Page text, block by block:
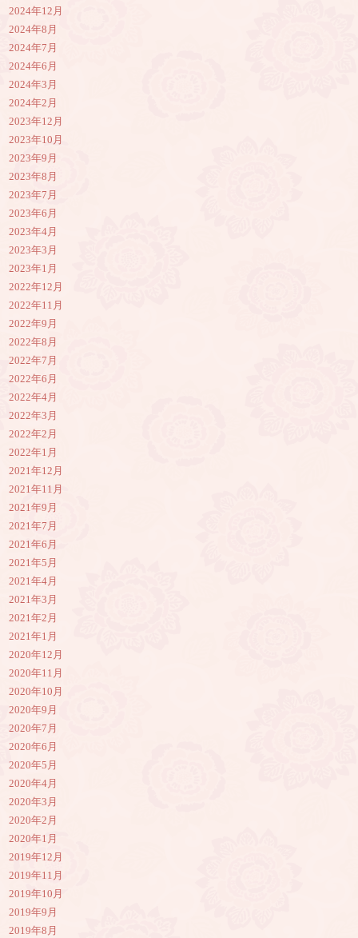
2024年12月
2024年8月
2024年7月
2024年6月
2024年3月
2024年2月
2023年12月
2023年10月
2023年9月
2023年8月
2023年7月
2023年6月
2023年4月
2023年3月
2023年1月
2022年12月
2022年11月
2022年9月
2022年8月
2022年7月
2022年6月
2022年4月
2022年3月
2022年2月
2022年1月
2021年12月
2021年11月
2021年9月
2021年7月
2021年6月
2021年5月
2021年4月
2021年3月
2021年2月
2021年1月
2020年12月
2020年11月
2020年10月
2020年9月
2020年7月
2020年6月
2020年5月
2020年4月
2020年3月
2020年2月
2020年1月
2019年12月
2019年11月
2019年10月
2019年9月
2019年8月